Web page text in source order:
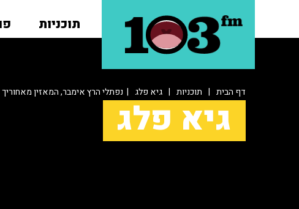
תוכניות
דף הבית | תוכניות | גיא פלג | נפתלי הרץ אימבר, המאזין מאחוריך
גיא פלג